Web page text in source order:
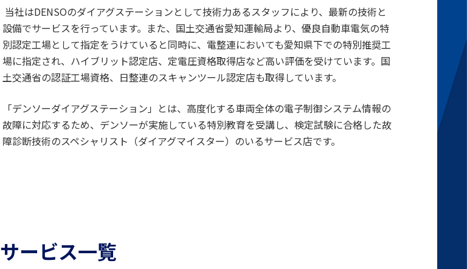
当社はDENSOのダイアグステーションとして技術力あるスタッフにより、最新の技術と
設備でサービスを行っています。また、国土交通省愛知運輸局より、優良自動車電気の特
別認定工場として指定をうけていると同時に、電整連においても愛知県下での特別推奨工
場に指定され、ハイブリット認定店、定電圧資格取得店など高い評価を受けています。国
土交通省の認証工場資格、日整連のスキャンツール認定店も取得しています。
「デンソーダイアグステーション」とは、高度化する車両全体の電子制御システム情報の
故障に対応するため、デンソーが実施している特別教育を受講し、検定試験に合格した故
障診断技術のスペシャリスト（ダイアグマイスター）のいるサービス店です。
サービス一覧